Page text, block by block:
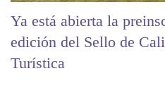
Ya está abierta la
edición del Sello de
Turística